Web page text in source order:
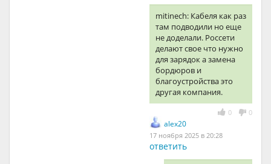
mitinech: Кабеля как раз
там подводили но еще
не доделали. Россети
делают свое что нужно
для зарядок а замена
бордюров и
благоустройства это
другая компания.
0 0
alex20
17 ноября 2025 в 20:28
ответить